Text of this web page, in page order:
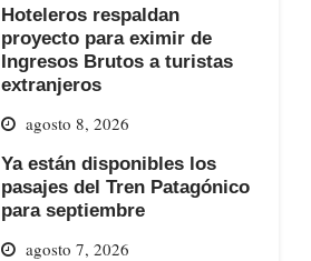
Hoteleros respaldan
proyecto para eximir de
Ingresos Brutos a turistas
extranjeros
agosto 8, 2026
Ya están disponibles los
pasajes del Tren Patagónico
para septiembre
agosto 7, 2026